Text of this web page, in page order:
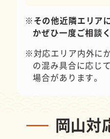
その他近隣エリア
かぜひ一度ご相談
対応エリア内外に
の混み具合に応じ
場合があります。
岡山対